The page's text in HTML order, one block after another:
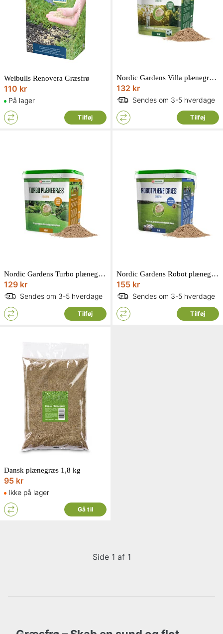
Weibulls Renovera Græsfrø
110 kr
På lager
Tilføj
Nordic Gardens Villa plænegræs 5 liter
132 kr
Sendes om 3-5 hverdage
Tilføj
Nordic Gardens Turbo plænegræs 5 liter
129 kr
Sendes om 3-5 hverdage
Tilføj
Nordic Gardens Robot plænegræs 5 liter
155 kr
Sendes om 3-5 hverdage
Tilføj
Dansk plænegræs 1,8 kg
95 kr
Ikke på lager
Gå til
Side 1 af 1